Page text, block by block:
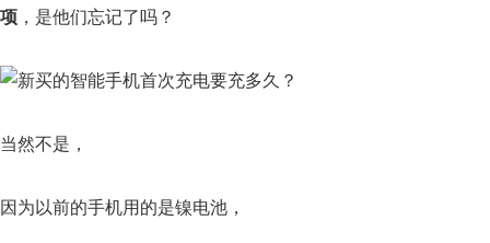
项 ，是他们忘记了吗？
当然不是，
因为以前的手机用的是镍电池，